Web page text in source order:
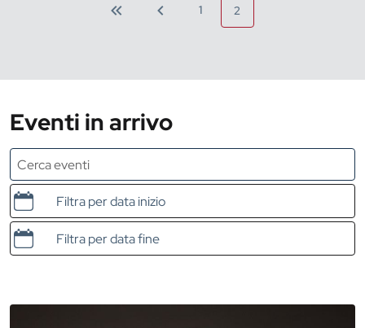
1 2
Eventi in arrivo
Data e ora di inizio
Data e ora di fine